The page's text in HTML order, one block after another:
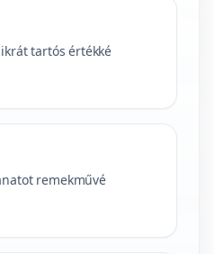
tartós értékké
remekművé